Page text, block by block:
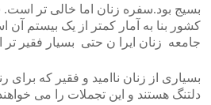
بسیج بود.سفره زنان اما خالی تر
کشور بنا به آمار کمتر از یک بیستم
جامعه زنان ایرا ن حتی بسیار فقیر
بسیاری از زنان ناامید و فقیر که
دلتنگ هستند و این تجملات را می